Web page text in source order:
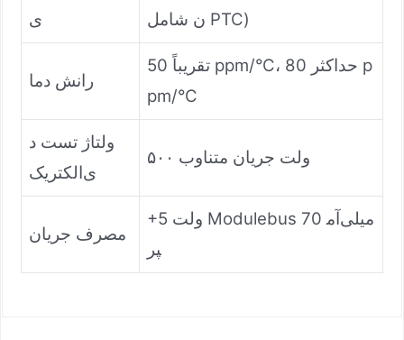
ی
ن شامل PTC)
رانش دما
تقریباً 50 ppm/°C، حداکثر 80 p
pm/°C
ولتاژ تست د
ی‌الکتریک
۵۰۰ ولت جریان متناوب
مصرف جریان
+5 ولت Modulebus 70 میلی‌آم
پر